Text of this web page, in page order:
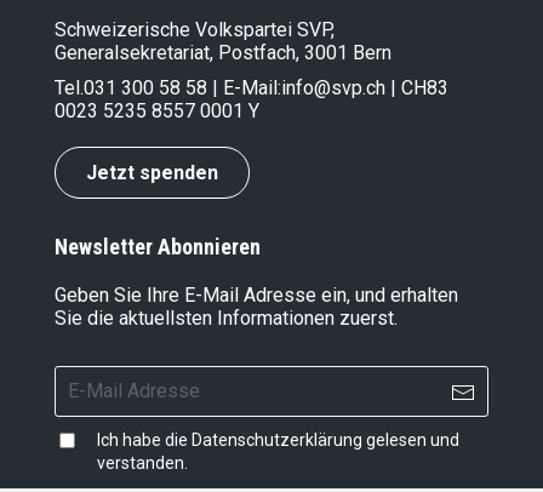
Schweizerische Volkspartei SVP,
Generalsekretariat, Postfach, 3001 Bern
Tel.031 300 58 58 | E-Mail:info@svp.ch | CH83
0023 5235 8557 0001 Y
Jetzt spenden
Newsletter Abonnieren
Geben Sie Ihre E-Mail Adresse ein, und erhalten
Sie die aktuellsten Informationen zuerst.
Ich habe die Datenschutzerklärung gelesen und
verstanden.